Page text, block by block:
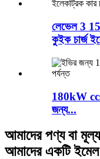
লেভেল 3
কুইক চার্জ
180kW ccs
জন্য...
আমাদের পণ্য বা
আমাদের একটি ইমেল